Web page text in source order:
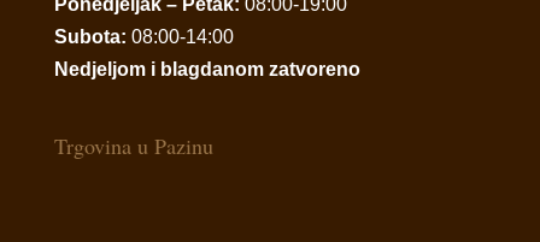
Ponedjeljak – Petak: 08:00-19:00
Subota: 08:00-14:00
Nedjeljom i blagdanom zatvoreno
Trgovina u Pazinu